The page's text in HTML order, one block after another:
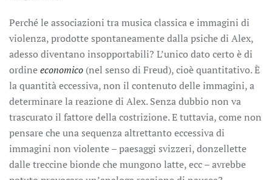
Perché le associazioni tra musica classica e immagini di
violenza, prodotte spontaneamente dalla psiche di Alex,
adesso diventano insopportabili? L’unico dato certo è di
ordineeconomico (nel senso di Freud), cioè quantitativo. È
la quantità eccessiva, non il contenuto delle immagini, a
determinare la reazione di Alex. Senza dubbio non va
trascurato il fattore della costrizione. E tuttavia, come non
pensare che una sequenza altrettanto eccessiva di
immagini non violente – paesaggi svizzeri, donzellette
dalle treccine bionde che mungono latte, ecc – avrebbe